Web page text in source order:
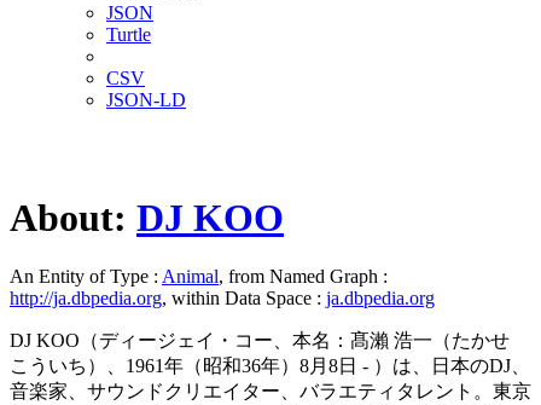
JSON
Turtle
CSV
JSON-LD
About: DJ KOO
An Entity of Type : Animal, from Named Graph :
http://ja.dbpedia.org, within Data Space : ja.dbpedia.org
DJ KOO（ディージェイ・コー、本名：髙瀨 浩一（たかせ
こういち）、1961年（昭和36年）8月8日 - ）は、日本のDJ、
音楽家、サウンドクリエイター、バラエティタレント。東京